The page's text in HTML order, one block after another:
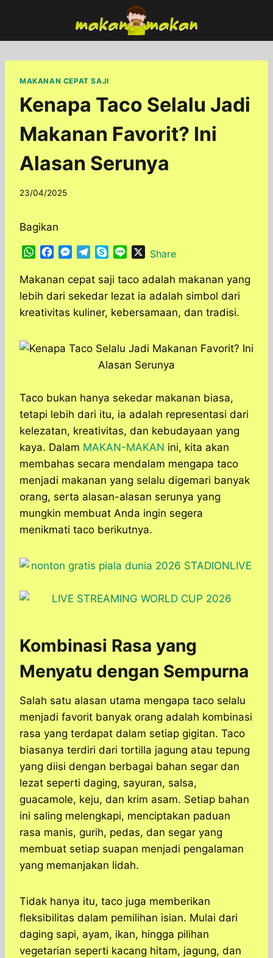
content
MAKANAN CEPAT SAJI
Kenapa Taco Selalu Jadi
Makanan Favorit? Ini
Alasan Serunya
By
23/04/2025
Bagikan
W
a
t
A
p
c
e
b
o
k
M
s
s
e
n
e
l
e
r
m
y
p
e
n
e
XShare
Makanan cepat saji taco adalah makanan yang
lebih dari sekedar lezat ia adalah simbol dari
kreativitas kuliner, kebersamaan, dan tradisi.
Taco bukan hanya sekedar makanan biasa,
tetapi lebih dari itu, ia adalah representasi dari
kelezatan, kreativitas, dan kebudayaan yang
kaya. Dalam MAKAN-MAKAN ini, kita akan
membahas secara mendalam mengapa taco
menjadi makanan yang selalu digemari banyak
orang, serta alasan-alasan serunya yang
mungkin membuat Anda ingin segera
menikmati taco berikutnya.
Kombinasi Rasa yang
Menyatu dengan Sempurna
Salah satu alasan utama mengapa taco selalu
menjadi favorit banyak orang adalah kombinasi
rasa yang terdapat dalam setiap gigitan. Taco
biasanya terdiri dari tortilla jagung atau tepung
yang diisi dengan berbagai bahan segar dan
lezat seperti daging, sayuran, salsa,
guacamole, keju, dan krim asam. Setiap bahan
ini saling melengkapi, menciptakan paduan
rasa manis, gurih, pedas, dan segar yang
membuat setiap suapan menjadi pengalaman
yang memanjakan lidah.
Tidak hanya itu, taco juga memberikan
fleksibilitas dalam pemilihan isian. Mulai dari
daging sapi, ayam, ikan, hingga pilihan
vegetarian seperti kacang hitam, jagung, dan